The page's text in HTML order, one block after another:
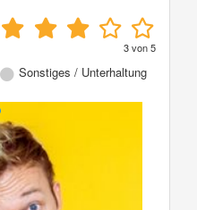
3von5
Sonstiges / Unterhaltung